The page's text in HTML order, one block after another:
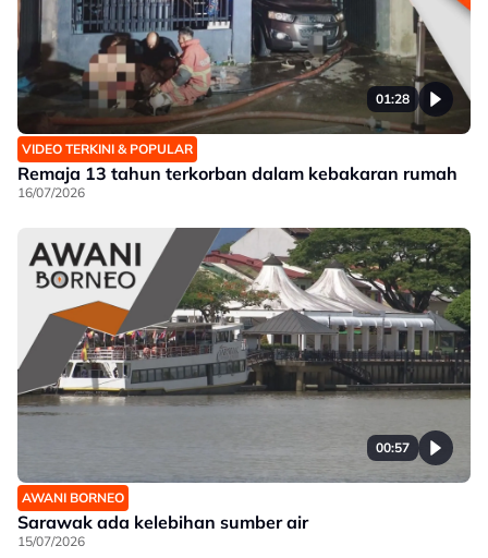
01:28
VIDEO TERKINI & POPULAR
Remaja 13 tahun terkorban dalam kebakaran rumah
16/07/2026
00:57
AWANI BORNEO
Sarawak ada kelebihan sumber air
15/07/2026